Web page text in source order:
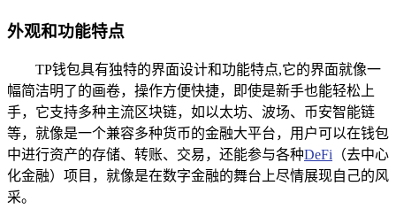
外观和功能特点
TP钱包具有独特的界面设计和功能特点,它的界面就像一
幅简洁明了的画卷，操作方便快捷，即使是新手也能轻松上
手，它支持多种主流区块链，如以太坊、波场、币安智能链
等，就像是一个兼容多种货币的金融大平台，用户可以在钱包
中进行资产的存储、转账、交易，还能参与各种DeFi （去中心
化金融）项目，就像是在数字金融的舞台上尽情展现自己的风
采。